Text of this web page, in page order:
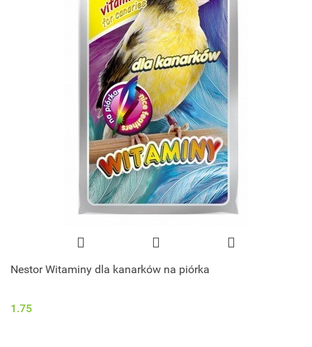
Nestor Witaminy dla kanarków na piórka
1.75